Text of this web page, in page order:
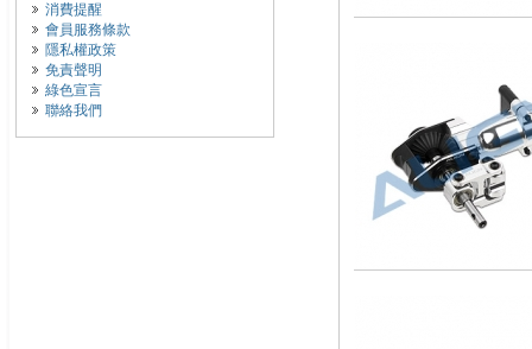
消費提醒
會員服務條款
隱私權政策
免責聲明
綠色宣言
聯絡我們